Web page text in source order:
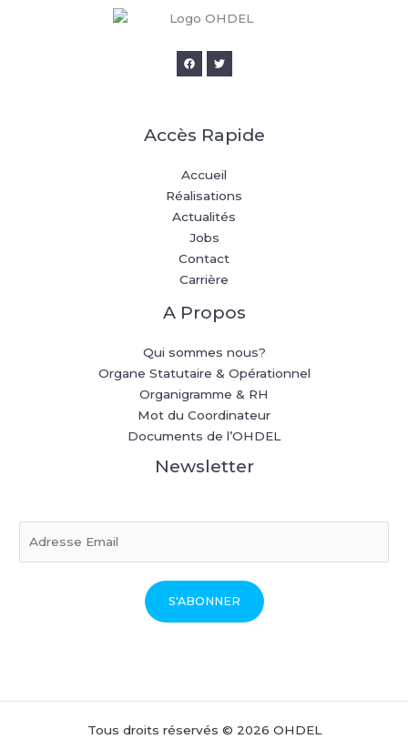
Accès Rapide
Accueil
Réalisations
Actualités
Jobs
Contact
Carrière
A Propos
Qui sommes nous?
Organe Statutaire & Opérationnel
Organigramme & RH
Mot du Coordinateur
Documents de l’OHDEL
Newsletter
S'ABONNER
Tous droits réservés © 2026 OHDEL